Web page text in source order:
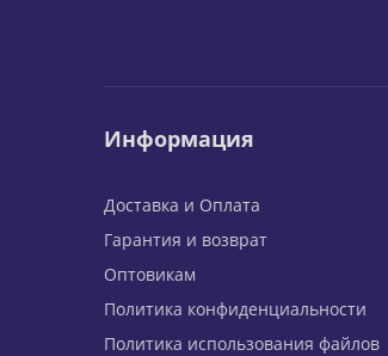
Информация
Доставка и Оплата
Гарантия и возврат
Оптовикам
Политика конфиденциальности
Политика использования файлов